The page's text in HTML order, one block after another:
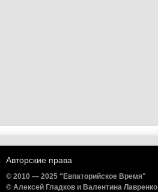
Авторские права
© 2010 — 2025 "Евпаторийское Время"
© Алексей Гладков и Валентина Лавренко